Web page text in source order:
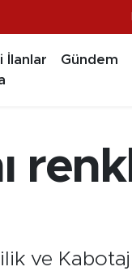
İlanlar Gündem
ve